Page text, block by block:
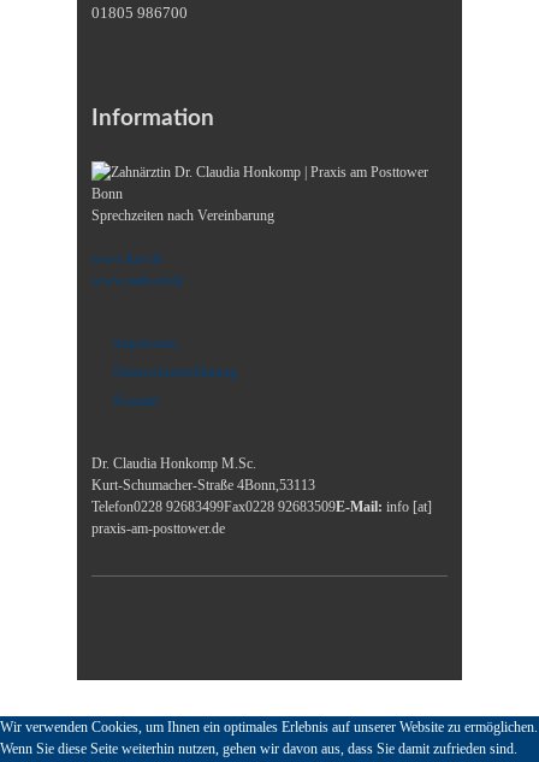
01805 986700
Information
Sprechzeiten nach Vereinbarung
www.kzv.de
www.zaek-nr.de
Impressum
Datenschutzerklärung
Kontakt
Dr. Claudia Honkomp M.Sc.
Kurt-Schumacher-Straße 4Bonn,53113
Telefon0228 92683499Fax0228 92683509E-Mail: info [at]
praxis-am-posttower.de
Wir verwenden Cookies, um Ihnen ein optimales Erlebnis auf unserer Website zu ermöglichen.
Wenn Sie diese Seite weiterhin nutzen, gehen wir davon aus, dass Sie damit zufrieden sind.